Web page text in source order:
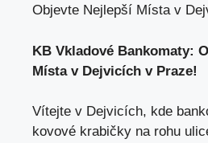
Objevte Nejlepší Místa v
KB Vkladové Bankomaty:
Místa v Dejvicích v Praze!
Vítejte v Dejvicích, kde
kovové krabičky na rohu